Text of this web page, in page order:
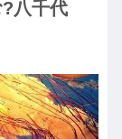
八千代